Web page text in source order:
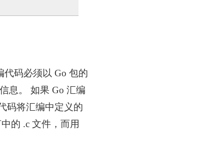
码必须以 Go 包的
息。 如果 Go 汇编
码将汇编中定义的
的 .c 文件，而用